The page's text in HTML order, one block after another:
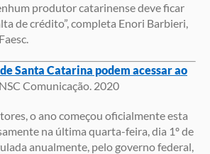
produtor catarinense deve ficar
de crédito”, completa Enori Barbieri,
Santa Catarina podem acessar ao
Comunicação. 2020
o ano começou oficialmente esta
na última quarta-feira, dia 1º de
anualmente, pelo governo federal,